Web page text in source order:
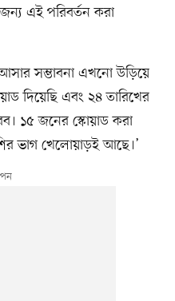
এই পরিবর্তন করা
সম্ভাবনা এখনো উড়িয়ে
দিয়েছি এবং ২৪ তারিখের
১৫ জনের স্কোয়াড করা
ভাগ খেলোয়াড়ই আছে।’